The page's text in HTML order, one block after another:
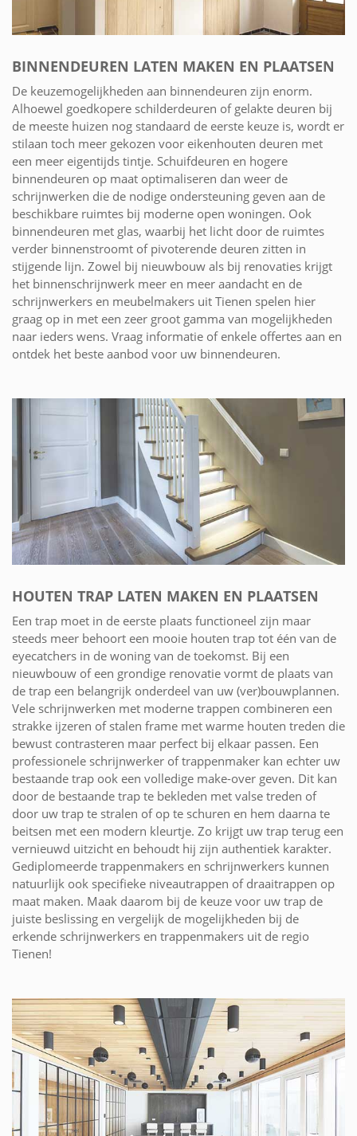
BINNENDEUREN LATEN MAKEN EN PLAATSEN
De keuzemogelijkheden aan binnendeuren zijn enorm.
Alhoewel goedkopere schilderdeuren of gelakte deuren bij
de meeste huizen nog standaard de eerste keuze is, wordt er
stilaan toch meer gekozen voor eikenhouten deuren met
een meer eigentijds tintje. Schuifdeuren en hogere
binnendeuren op maat optimaliseren dan weer de
schrijnwerken die de nodige ondersteuning geven aan de
beschikbare ruimtes bij moderne open woningen. Ook
binnendeuren met glas, waarbij het licht door de ruimtes
verder binnenstroomt of pivoterende deuren zitten in
stijgende lijn. Zowel bij nieuwbouw als bij renovaties krijgt
het binnenschrijnwerk meer en meer aandacht en de
schrijnwerkers en meubelmakers uit Tienen spelen hier
graag op in met een zeer groot gamma van mogelijkheden
naar ieders wens. Vraag informatie of enkele offertes aan en
ontdek het beste aanbod voor uw binnendeuren.
HOUTEN TRAP LATEN MAKEN EN PLAATSEN
Een trap moet in de eerste plaats functioneel zijn maar
steeds meer behoort een mooie houten trap tot één van de
eyecatchers in de woning van de toekomst. Bij een
nieuwbouw of een grondige renovatie vormt de plaats van
de trap een belangrijk onderdeel van uw (ver)bouwplannen.
Vele schrijnwerken met moderne trappen combineren een
strakke ijzeren of stalen frame met warme houten treden die
bewust contrasteren maar perfect bij elkaar passen. Een
professionele schrijnwerker of trappenmaker kan echter uw
bestaande trap ook een volledige make-over geven. Dit kan
door de bestaande trap te bekleden met valse treden of
door uw trap te stralen of op te schuren en hem daarna te
beitsen met een modern kleurtje. Zo krijgt uw trap terug een
vernieuwd uitzicht en behoudt hij zijn authentiek karakter.
Gediplomeerde trappenmakers en schrijnwerkers kunnen
natuurlijk ook specifieke niveautrappen of draaitrappen op
maat maken. Maak daarom bij de keuze voor uw trap de
juiste beslissing en vergelijk de mogelijkheden bij de
erkende schrijnwerkers en trappenmakers uit de regio
Tienen!